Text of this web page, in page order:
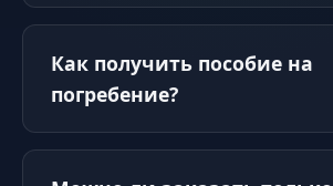
Как получить пособие на
погребение?